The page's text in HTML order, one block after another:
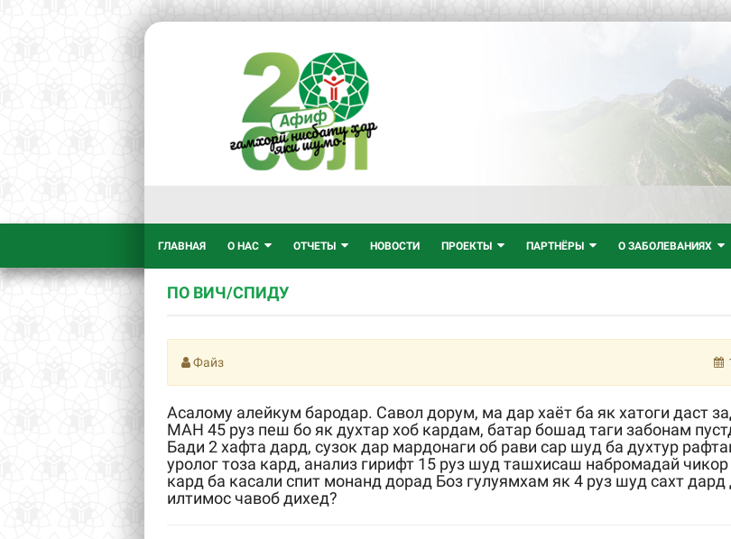
ГЛАВНАЯ О НАС ОТЧЕТЫ НОВОСТИ ПРОЕКТЫ ПАРТНЁРЫ О ЗАБОЛЕВАНИЯХ
ПО ВИЧ/СПИДУ
Файз
Асалому алейкум бародар. Савол дорум, ма дар хаёт ба як хатоги даст
МАН 45 руз пеш бо як духтар хоб кардам, батар бошад таги забонам
Бади 2 хафта дард, сузок дар мардонаги об рави сар шуд ба духтур
уролог тоза кард, анализ гирифт 15 руз шуд ташхисаш набромадай
кард ба касали спит монанд дорад Боз гулуямхам як 4 руз шуд сахт дард
илтимос чавоб дихед?